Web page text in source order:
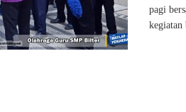
pagi
kegiatan